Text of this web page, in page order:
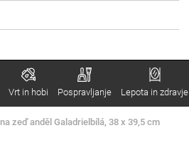
Vrt in hobi Pospravljanje Lepota in zdravje
zeď anděl Galadrielbílá, 38 x 39,5 cm